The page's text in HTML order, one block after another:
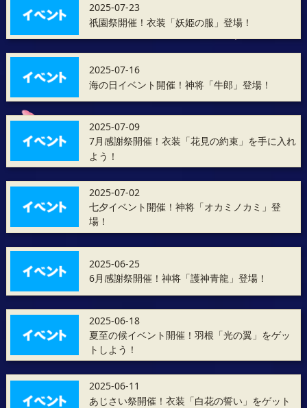
2025-07-23
祇園祭開催！衣装「妖姫の服」登場！
2025-07-16
海の日イベント開催！神将「牛郎」登場！
2025-07-09
7月感謝祭開催！衣装「花見の約束」を手に入れ
よう！
2025-07-02
七夕イベント開催！神将「オカミノカミ」登
場！
2025-06-25
6月感謝祭開催！神将「護神青龍」登場！
2025-06-18
夏至の候イベント開催！羽根「光の翼」をゲッ
トしよう！
2025-06-11
あじさい祭開催！衣装「白花の誓い」をゲット